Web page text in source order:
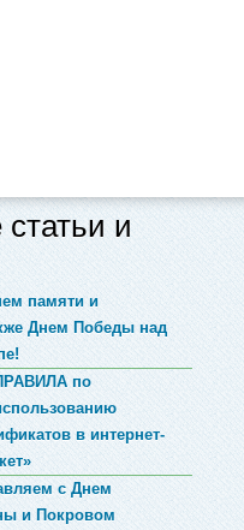
и
памяти и
Днем Победы над
по
в интернет-
с Днем
и Покровом